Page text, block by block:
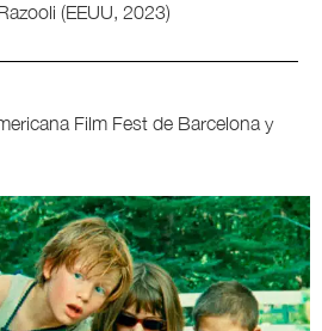
(EEUU, 2023)
Film Fest de Barcelona y